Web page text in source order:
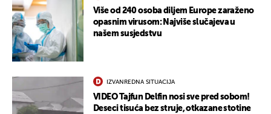
Više od 240 osoba diljem Europe zaraženo
opasnim virusom: Najviše slučajeva u
našem susjedstvu
IZVANREDNA SITUACIJA
VIDEO Tajfun Delfin nosi sve pred sobom!
Deseci tisuća bez struje, otkazane stotine
UKLJUČITE NOTIFIKACIJE